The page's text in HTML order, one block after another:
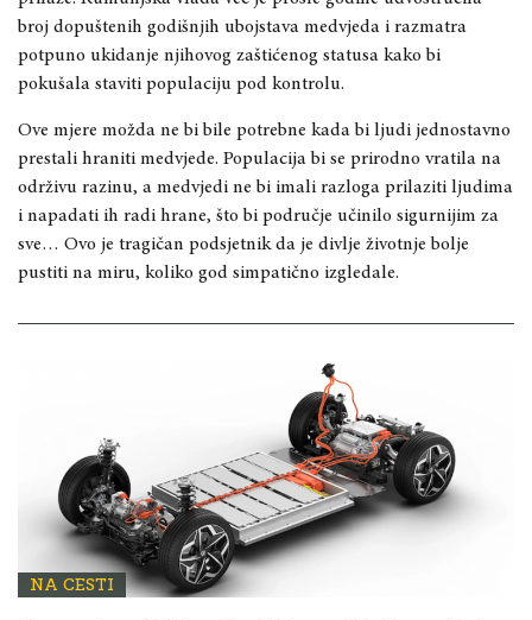
broj dopuštenih godišnjih ubojstava medvjeda i razmatra
potpuno ukidanje njihovog zaštićenog statusa kako bi
pokušala staviti populaciju pod kontrolu.
Ove mjere možda ne bi bile potrebne kada bi ljudi jednostavno
prestali hraniti medvjede. Populacija bi se prirodno vratila na
održivu razinu, a medvjedi ne bi imali razloga prilaziti ljudima
i napadati ih radi hrane, što bi područje učinilo sigurnijim za
sve… Ovo je tragičan podsjetnik da je divlje životnje bolje
pustiti na miru, koliko god simpatično izgledale.
NA CESTI